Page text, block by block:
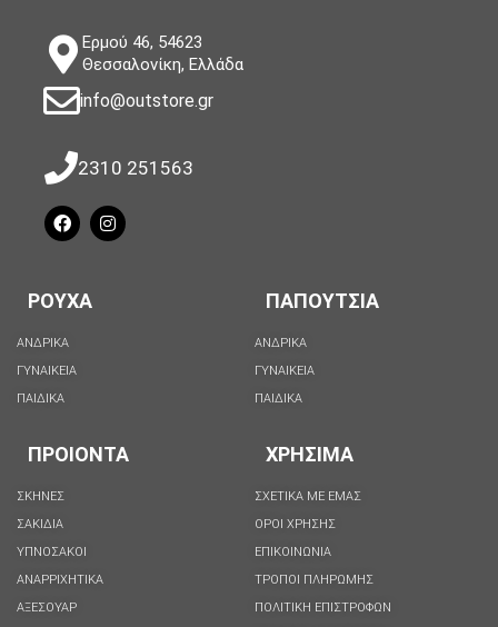
Ερμού 46, 54623
Θεσσαλονίκη, Ελλάδα
info@outstore.gr
2310 251563
ΡΟΥΧΑ
ΑΝΔΡΙΚΑ
ΓΥΝΑΙΚΕΙΑ
ΠΑΙΔΙΚΑ
ΠΑΠΟΥΤΣΙΑ
ΑΝΔΡΙΚΑ
ΓΥΝΑΙΚΕΙΑ
ΠΑΙΔΙΚΑ
ΠΡΟΙΟΝΤΑ
ΣΚΗΝΕΣ
ΣΑΚΙΔΙΑ
ΥΠΝΟΣΑΚΟΙ
ΑΝΑΡΡΙΧΗΤΙΚΑ
ΑΞΕΣΟΥΑΡ
ΧΡΗΣΙΜΑ
ΣΧΕΤΙΚΑ ΜΕ ΕΜΑΣ
ΟΡΟΙ ΧΡΗΣΗΣ
ΕΠΙΚΟΙΝΩΝΙΑ
ΤΡΟΠΟΙ ΠΛΗΡΩΜΗΣ
ΠΟΛΙΤΙΚΗ ΕΠΙΣΤΡΟΦΩΝ